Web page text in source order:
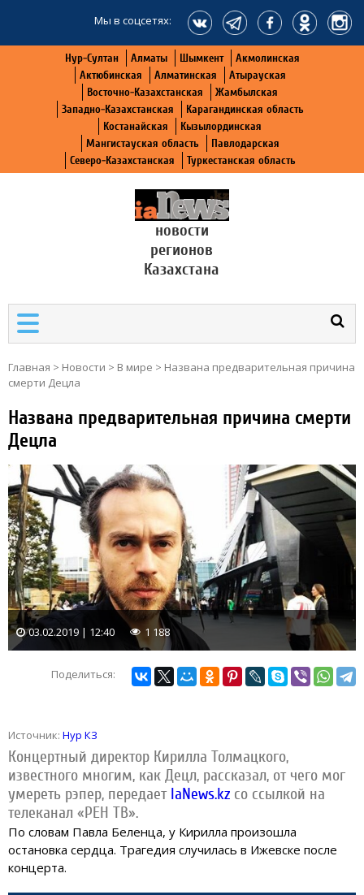
Мы в соцсетях:
Нур-Султан Алматы Шымкент
Акмолинская
Актюбинская
Алматинская
Атырауская
Восточно-Казахстанская
Жамбылская
Западно-Казахстанская
Карагандинская область
Костанайская
Кызылординская
Мангистауская область
Павлодарская
Северо-Казахстанская
Туркестанская область
новости
регионов
Казахстана
Главная > Новости > В мире > Названа предварительная причина
смерти Децла
Названа предварительная причина смерти
Децла
03.02.2019 | 12:40 1 188
Поделиться:
Источник: Нур КЗ
Концертный директор Кирилла Толмацкого,
известного многим, как Децл, рассказал, от чего мог
умереть рэпер, передаетIaNews.kz со ссылкой на
телеканал «РЕН ТВ».
По словам Павла Беленца, у Кирилла произошла
остановка сердца. Трагедия случилась в Ижевске после
концерта.